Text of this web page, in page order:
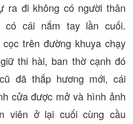
ra đi không có người thân
có cái nắm tay lần cuối.
trên đường khuya chạy
thi hài, ban thờ cạnh đó
đã thắp hương mới, cái
cửa được mở và hình ảnh
viên ở lại cuối cùng cầu